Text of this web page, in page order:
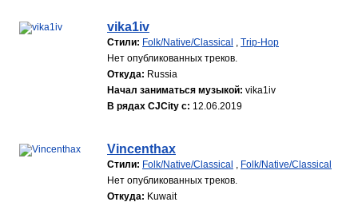
vika1iv
Стили: Folk/Native/Classical , Trip-Hop
Нет опубликованных треков.
Откуда: Russia
Начал заниматься музыкой: vika1iv
В рядах CJCity с: 12.06.2019
Vincenthax
Стили: Folk/Native/Classical , Folk/Native/Classical
Нет опубликованных треков.
Откуда: Kuwait